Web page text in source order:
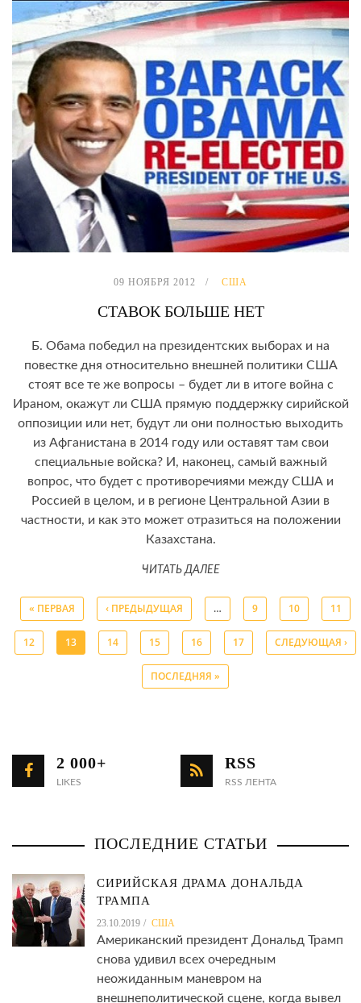
09 НОЯБРЯ 2012 США
СТАВОК БОЛЬШЕ НЕТ
Б. Обама победил на президентских выборах и на
повестке дня относительно внешней политики США
стоят все те же вопросы – будет ли в итоге война с
Ираном, окажут ли США прямую поддержку сирийской
оппозиции или нет, будут ли они полностью выходить
из Афганистана в 2014 году или оставят там свои
специальные войска? И, наконец, самый важный
вопрос, что будет с противоречиями между США и
Россией в целом, и в регионе Центральной Азии в
частности, и как это может отразиться на положении
Казахстана.
ЧИТАТЬ ДАЛЕЕ
Страницы
« ПЕРВАЯ ‹ ПРЕДЫДУЩАЯ … 9 10 11
12 13 14 15 16 17 СЛЕДУЮЩАЯ ›
ПОСЛЕДНЯЯ »
2 000+
LIKES
RSS
RSS ЛЕНТА
ПОСЛЕДНИЕ СТАТЬИ
СИРИЙСКАЯ ДРАМА ДОНАЛЬДА
ТРАМПА
23.10.2019 США
Американский президент Дональд Трамп
снова удивил всех очередным
неожиданным маневром на
внешнеполитической сцене, когда вывел